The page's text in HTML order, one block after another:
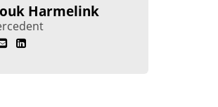
Harmelink